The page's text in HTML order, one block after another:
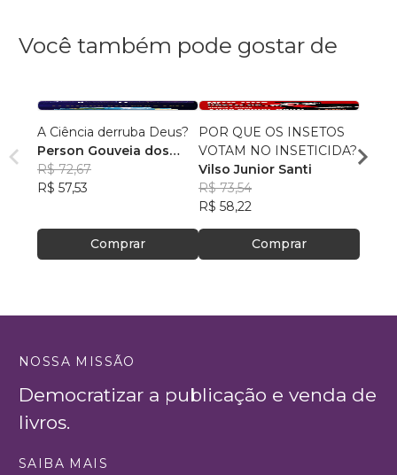
Você também pode gostar de
A Ciência derruba Deus?
Person Gouveia dos
Santos Moreira
R$ 72,67
R$ 57,53
Comprar
POR QUE OS INSETOS
VOTAM NO INSETICIDA?
Vilso Junior Santi
R$ 73,54
R$ 58,22
Comprar
R$
NOSSA MISSÃO
Democratizar a publicação e venda de
livros.
SAIBA MAIS